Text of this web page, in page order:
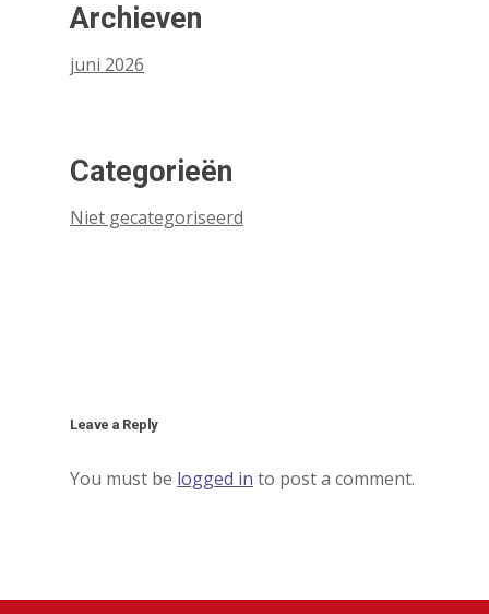
Archieven
juni 2026
Categorieën
Niet gecategoriseerd
Leave a Reply
You must be logged in to post a comment.
Agenda
en